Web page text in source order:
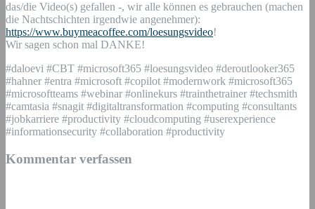
das/die Video(s) gefallen -, wir alle können es gebrauchen (machen
die Nachtschichten irgendwie angenehmer):
https://www.buymeacoffee.com/loesungsvideo!
Wir sagen schon mal DANKE!
#daloevi #CBT #microsoft365 #loesungsvideo #deroutlooker365
#hahner #entra #microsoft #copilot #modernwork #microsoft365
#microsoftteams #webinar #onlinekurs #trainthetrainer #techsmith
#camtasia #snagit #digitaltransformation #computing #consultants
#jobkarriere #productivity #cloudcomputing #userexperience
#informationsecurity #collaboration #productivity
Kommentar verfassen